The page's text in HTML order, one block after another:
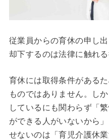
従業員からの育休の申し
却下するのは法律に触れる
育休には取得条件がある
ものではありません。し
しているにも関わらず「
ができる人がいないから
せないのは「育児介護休